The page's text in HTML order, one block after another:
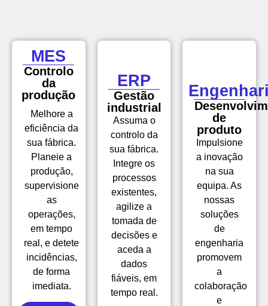
MES
Controlo
da
produção
Melhore a
eficiência da
sua fábrica.
Planeie a
produção,
supervisione
as
operações,
em tempo
real, e detete
incidências,
de forma
imediata.
ERP
Gestão
industrial
Assuma o
controlo da
sua fábrica.
Integre os
processos
existentes,
agilize a
tomada de
decisões e
aceda a
dados
fiáveis, em
tempo real.
de
produto
Impulsione
a inovação
na sua
equipa. As
nossas
soluções
de
engenharia
promovem
a
colaboração
e